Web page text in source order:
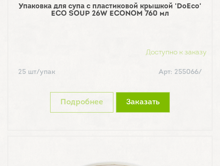
Упаковка для супа с пластиковой крышкой 'DoEco'
ECO SOUP 26W ECONOM 760 мл
Доступно к заказу
25 шт/упак Арт: 255066/
Подробнее Заказать